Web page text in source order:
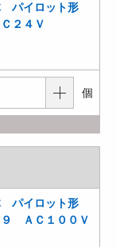
パイロット形
２４Ｖ
個
パイロット形
９ ＡＣ１００Ｖ